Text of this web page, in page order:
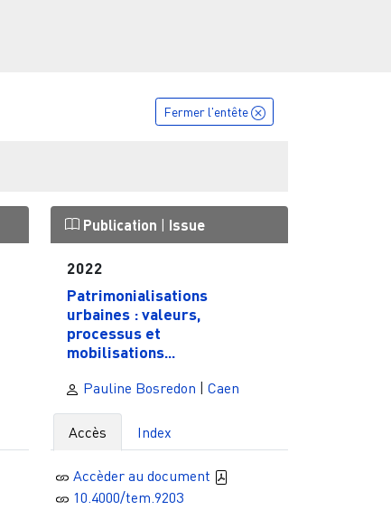
Fermer l'entête
Publication | Issue
2022
Patrimonialisations
urbaines : valeurs,
processus et
mobilisations...
Pauline Bosredon | Caen
Accès Index
Accèder au document
10.4000/tem.9203